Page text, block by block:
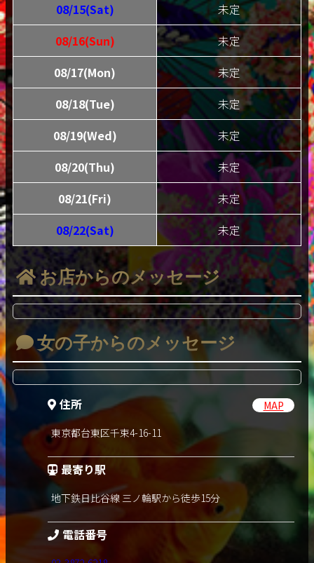
08/15(Sat)
未定
08/16(Sun)
未定
08/17(Mon)
未定
08/18(Tue)
未定
08/19(Wed)
未定
08/20(Thu)
未定
08/21(Fri)
未定
08/22(Sat)
未定
お店からのメッセージ
女の子からのメッセージ
住所
東京都台東区千束4-16-11
MAP
最寄り駅
地下鉄日比谷線 三ノ輪駅から徒歩15分
電話番号